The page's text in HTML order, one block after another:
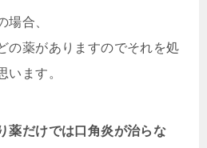
場合、
の薬がありますのでそれを処
います。
薬だけでは口角炎が治らな